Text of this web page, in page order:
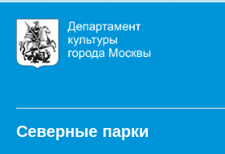
Северные парки